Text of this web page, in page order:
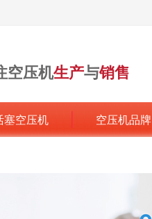
空压机生产与销售
空压机行业领军品牌
塞空压机 空压机品牌